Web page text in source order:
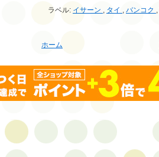
ラベル: イサーン , タイ , バンコク ,
ホーム